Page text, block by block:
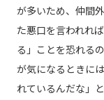
が多いため、仲間
た悪口を言われれ
る」ことを恐れる
が気になるときに
れているんだな」